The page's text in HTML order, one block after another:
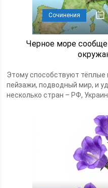
Сочинения
Черное море
Этому способствуют
пейзажи, подводный мир, и
несколько стран – РФ,